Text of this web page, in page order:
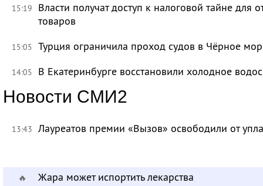
15:19
Власти получат доступ к налоговой тайне для
товаров
15:05 Турция ограничила проход судов в Чёрное
14:05 В Екатеринбурге восстановили холодное
Новости СМИ2
13:43 Лауреатов премии «Вызов» освободили от
🔥 Жара может испортить лекарства